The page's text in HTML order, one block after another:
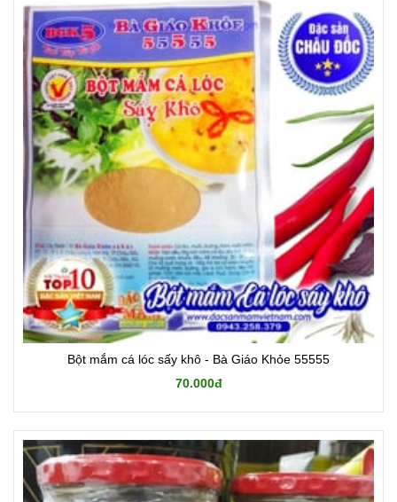
Bột mắm cá lóc sấy khô - Bà Giáo Khỏe 55555
70.000đ